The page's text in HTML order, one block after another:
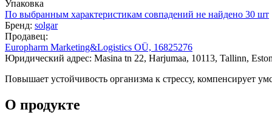
Упаковка
По выбранным характеристикам совпадений не найдено 30 шт
Бренд: solgar
Продавец:
Europharm Marketing&Logistics OÜ, 16825276
Юридический адрес: Masina tn 22, Harjumaa, 10113, Tallinn,
Повышает устойчивость организма к стрессу, компенсирует
О продукте